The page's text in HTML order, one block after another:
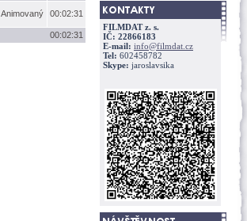
Animovaný 00:02:31
00:02:31
FILMDAT z. s.
IČ: 22866183
E-mail: info@filmdat.cz
Tel: 602458782
Skype: jaroslavsika